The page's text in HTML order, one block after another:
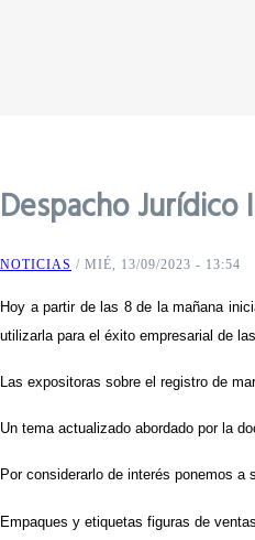
Despacho Jurídico
NOTICIAS / MIÉ, 13/09/2023 - 13:54
Hoy a partir de las 8 de la mañana
utilizarla para el éxito empresarial de
Las expositoras sobre el registro de
Un tema actualizado abordado por la
Por considerarlo de interés ponemos
Empaques y etiquetas figuras de ventas